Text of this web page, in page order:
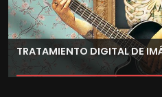
TRATAMIENTO DIGITAL DE